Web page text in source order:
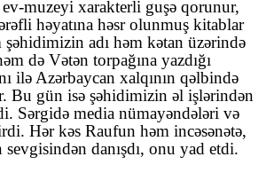
muzeyi xarakterli guşə qorunur,
həyatına həsr olunmuş kitablar
şəhidimizin adı həm kətan üzərində
də Vətən torpağına yazdığı
ilə Azərbaycan xalqının qəlbində
Bu gün isə şəhidimizin əl işlərindən
Sərgidə media nümayəndələri və
Hər kəs Raufun həm incəsənətə,
danışdı, onu yad etdi.